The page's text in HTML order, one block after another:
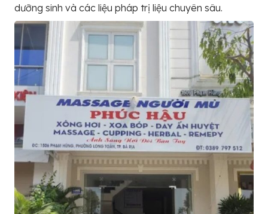
dưỡng sinh và các liệu pháp trị liệu chuyên sâu.